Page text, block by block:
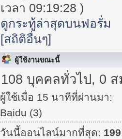
เวลา 09:19:28 )
ดูกระทู้ล่าสุดบนฟอรั่ม
[สถิติอื่นๆ]
ผู้ใช้งานขณะนี้
108 บุคคลทั่วไป, 0
ผู้ใช้เมื่อ 15 นาทีที่ผ่านมา:
Baidu (3)
วันนี้ออนไลน์มากที่สุด: 199